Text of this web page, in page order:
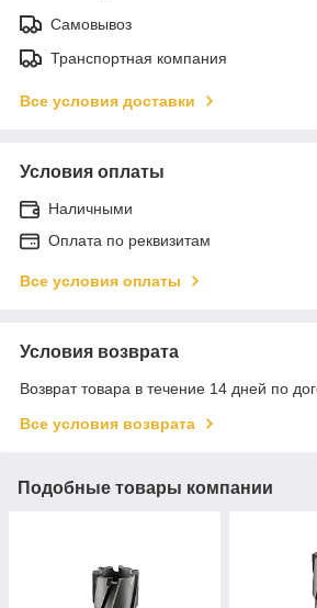
Самовывоз
Транспортная компания
Все условия доставки
Условия оплаты
Наличными
Оплата по реквизитам
Все условия оплаты
Условия возврата
Возврат товара в течение 14 дней по
Все условия возврата
Подобные товары компании